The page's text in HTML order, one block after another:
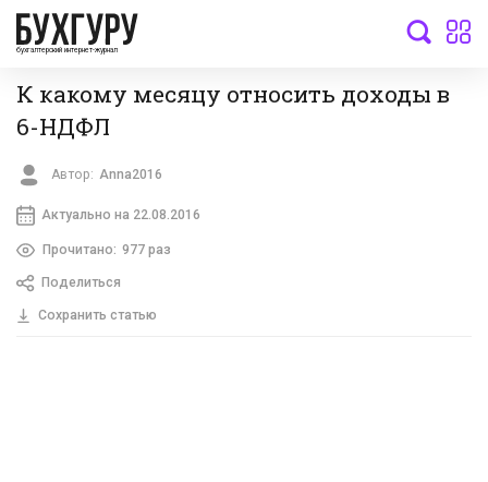
бухгалтерский интернет-журнал
К какому месяцу относить доходы в
6-НДФЛ
Автор: Anna2016
Актуально на 22.08.2016
Прочитано: 977 раз
Поделиться
Сохранить статью